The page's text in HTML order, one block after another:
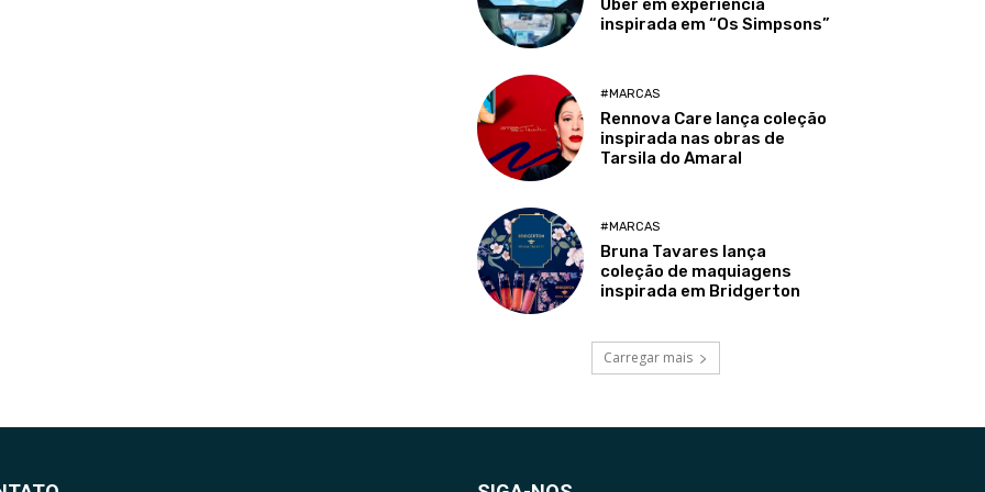
Uber em experiência
inspirada em “Os Simpsons”
#MARCAS
Rennova Care lança coleção
inspirada nas obras de
Tarsila do Amaral
#MARCAS
Bruna Tavares lança
coleção de maquiagens
inspirada em Bridgerton
Carregar mais